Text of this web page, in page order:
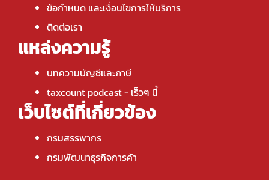
ข้อกำหนด และเงื่อนไขการให้บริการ
ติดต่อเรา
แหล่งความรู้
บทความบัญชีและภาษี
taxcount podcast- เร็วๆ นี้
เว็บไซต์ที่เกี่ยวข้อง
กรมสรรพากร
กรมพัฒนาธุรกิจการค้า